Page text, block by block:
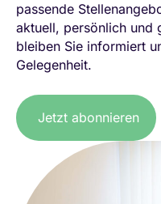
passende
aktuell, persönlich und
bleiben Sie informiert
Gelegenheit.
Jetzt abonnieren